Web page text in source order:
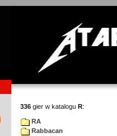
336 gier w katalogu R:
RA
Rabbacan